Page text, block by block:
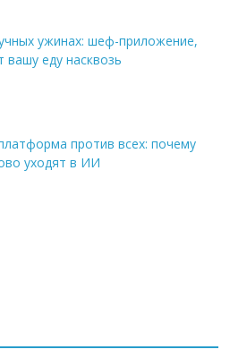
ужинах: шеф-приложение,
вашу еду насквозь
против всех: почему
уходят в ИИ